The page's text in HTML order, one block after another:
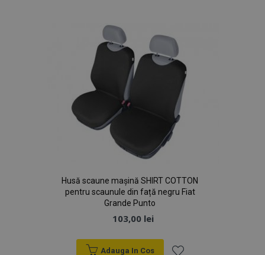
Dorințe
Husă scaune mașină SHIRT COTTON
pentru scaunule din față negru Fiat
Grande Punto
103,00 lei
Adauga In Cos